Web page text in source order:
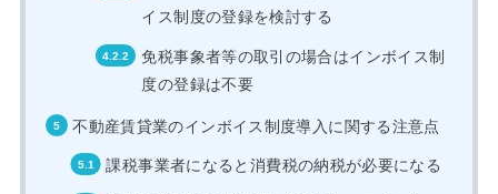
イス制度の登録を検討する
免税事象者等の取引の場合はインボイス制
度の登録は不要
不動産賃貸業のインボイス制度導入に関する注意点
課税事業者になると消費税の納税が必要になる